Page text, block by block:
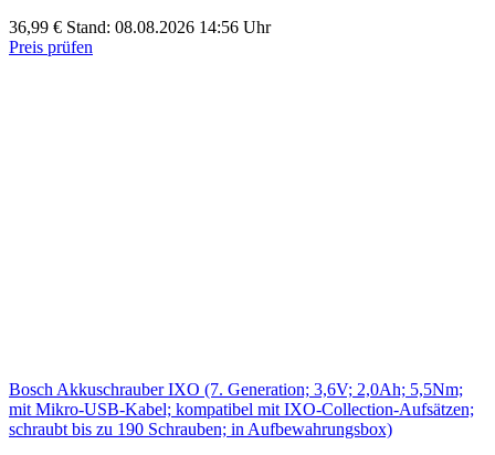
36,99 € Stand: 08.08.2026 14:56 Uhr
Preis prüfen
Bosch Akkuschrauber IXO (7. Generation; 3,6V; 2,0Ah; 5,5Nm;
mit Mikro-USB-Kabel; kompatibel mit IXO-Collection-Aufsätzen;
schraubt bis zu 190 Schrauben; in Aufbewahrungsbox)